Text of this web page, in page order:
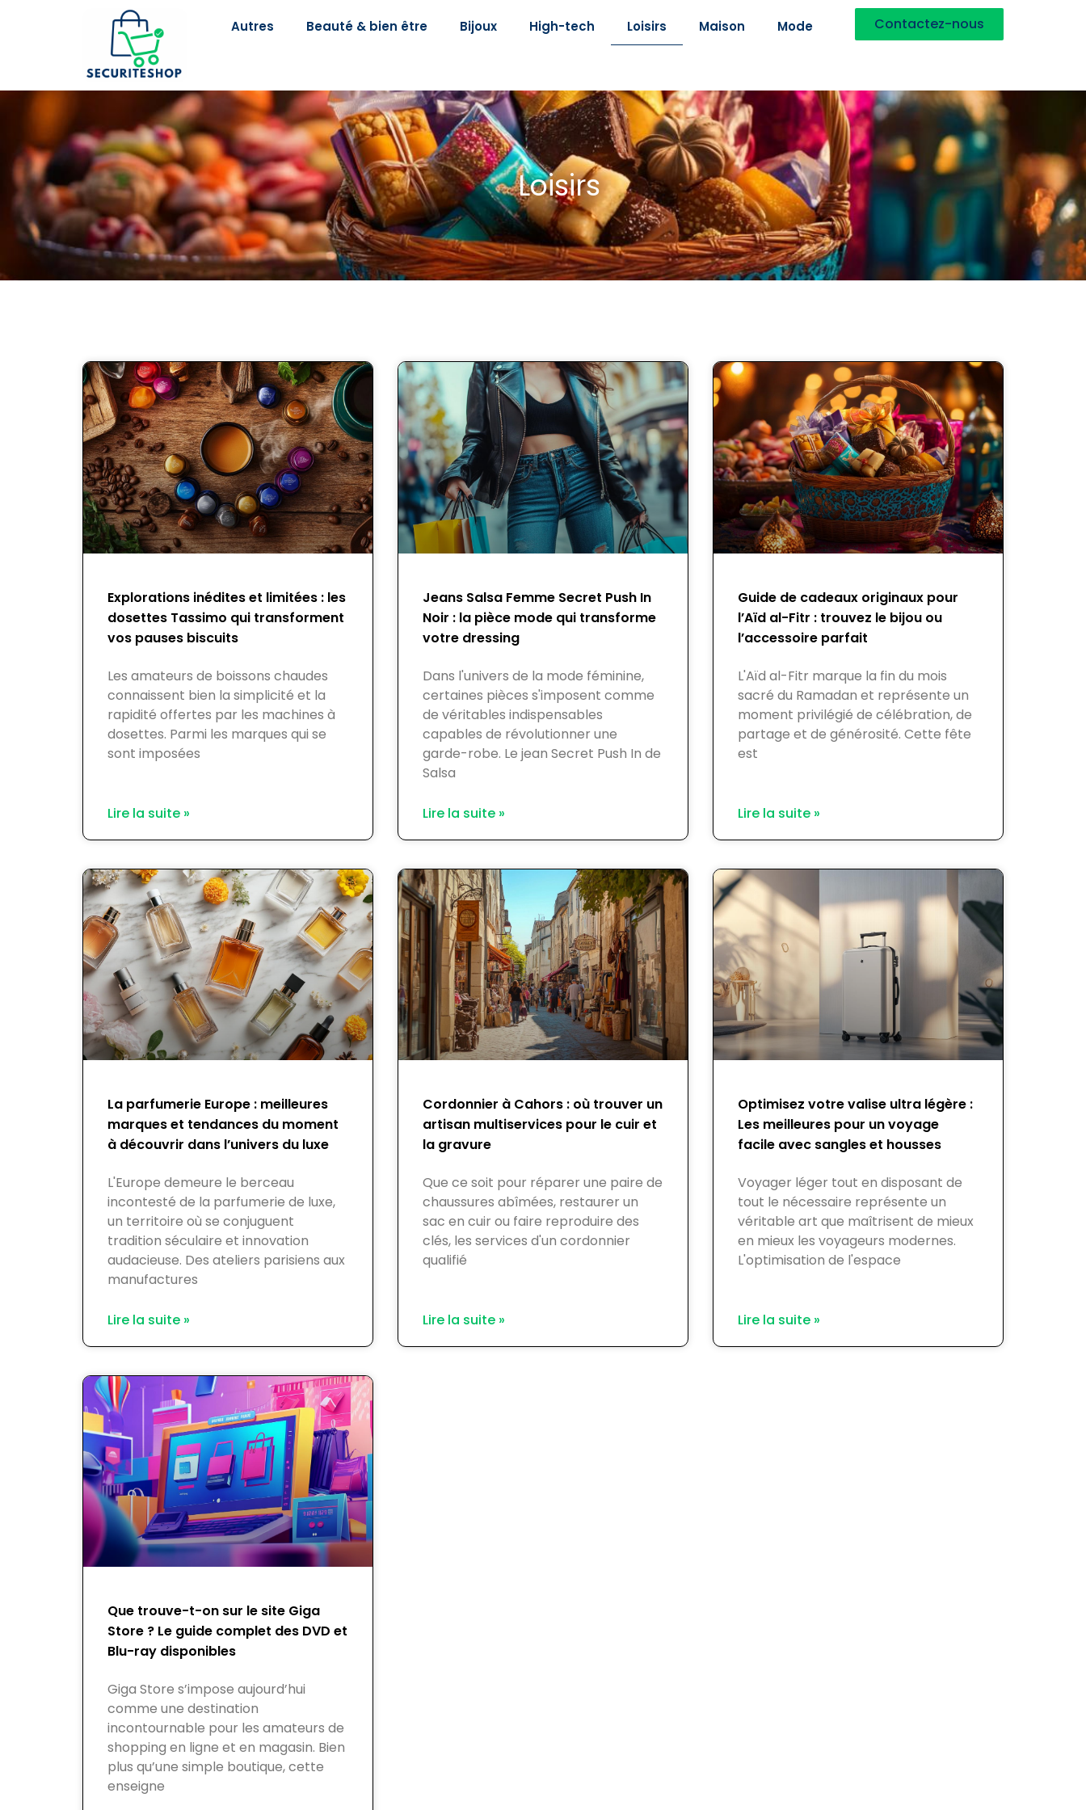
Autres Beauté & bien être Bijoux High-tech Loisirs Maison Mode Contactez-nous
Loisirs
Explorations inédites et limitées : les
dosettes Tassimo qui transforment
vos pauses biscuits
Les amateurs de boissons chaudes
connaissent bien la simplicité et la
rapidité offertes par les machines à
dosettes. Parmi les marques qui se
sont imposées
Lire la suite »
Jeans Salsa Femme Secret Push In
Noir : la pièce mode qui transforme
votre dressing
Dans l'univers de la mode féminine,
certaines pièces s'imposent comme
de véritables indispensables
capables de révolutionner une
garde-robe. Le jean Secret Push In de
Salsa
Lire la suite »
Guide de cadeaux originaux pour
l’Aïd al-Fitr : trouvez le bijou ou
l’accessoire parfait
L'Aïd al-Fitr marque la fin du mois
sacré du Ramadan et représente un
moment privilégié de célébration, de
partage et de générosité. Cette fête
est
Lire la suite »
La parfumerie Europe : meilleures
marques et tendances du moment
à découvrir dans l’univers du luxe
L'Europe demeure le berceau
incontesté de la parfumerie de luxe,
un territoire où se conjuguent
tradition séculaire et innovation
audacieuse. Des ateliers parisiens aux
manufactures
Lire la suite »
Cordonnier à Cahors : où trouver un
artisan multiservices pour le cuir et
la gravure
Que ce soit pour réparer une paire de
chaussures abîmées, restaurer un
sac en cuir ou faire reproduire des
clés, les services d'un cordonnier
qualifié
Lire la suite »
Optimisez votre valise ultra légère :
Les meilleures pour un voyage
facile avec sangles et housses
Voyager léger tout en disposant de
tout le nécessaire représente un
véritable art que maîtrisent de mieux
en mieux les voyageurs modernes.
L'optimisation de l'espace
Lire la suite »
Que trouve-t-on sur le site Giga
Store ? Le guide complet des DVD et
Blu-ray disponibles
Giga Store s’impose aujourd’hui
comme une destination
incontournable pour les amateurs de
shopping en ligne et en magasin. Bien
plus qu’une simple boutique, cette
enseigne